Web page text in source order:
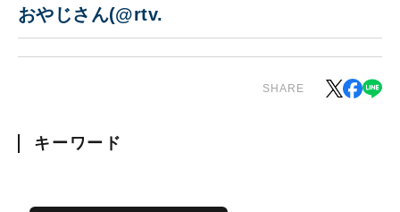
おやじさん(@rtv.
SHARE
キーワード